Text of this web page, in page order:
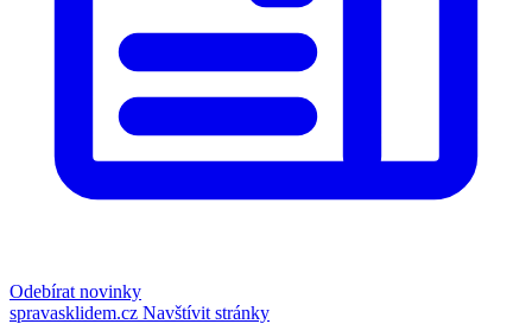
Odebírat novinky
spravasklidem.cz Navštívit stránky